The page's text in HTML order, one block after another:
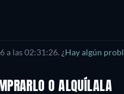
a las02:31:26. ¿Hay algún
O ALQUÍLALA